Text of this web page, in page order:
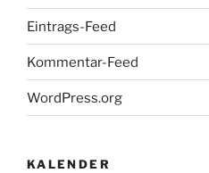
Eintrags-Feed
Kommentar-Feed
WordPress.org
KALENDER